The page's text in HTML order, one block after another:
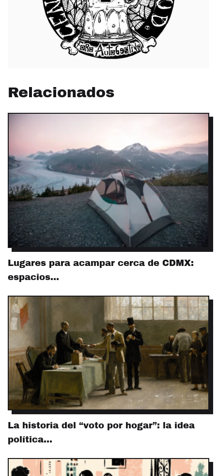
Relacionados
Lugares para acampar cerca de CDMX:
espacios…
La historia del “voto por hogar”: la idea
política…